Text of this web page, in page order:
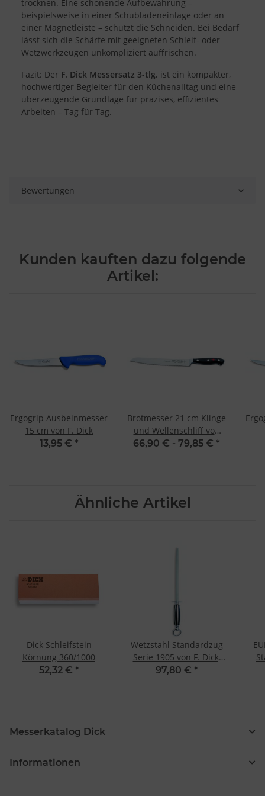
trocknen. Eine schonende Aufbewahrung –
beispielsweise in einer Schubladeneinlage oder an
einer Magnetleiste – schützt die Schneiden. Bei Bedarf
lässt sich die Schärfe mit geeigneten Schleif- oder
Wetzwerkzeugen unkompliziert auffrischen.
Fazit: Der F. Dick Messersatz 3-tlg. ist ein kompakter,
hochwertiger Begleiter für den Küchenalltag und eine
überzeugende Grundlage für präzises, effizientes
Arbeiten – Tag für Tag.
Bewertungen
Kunden kauften dazu folgende
Artikel:
Ergogrip Ausbeinmesser
15 cm von F. Dick
13,95 € *
Brotmesser 21 cm Klinge
und Wellenschliff von
Premier Plus von F. Dick
66,90 € - 79,85 € *
Ähnliche Artikel
Dick Schleifstein
Körnung 360/1000
52,32 € *
Wetzstahl Standardzug
Serie 1905 von F. Dick,
25 cm, rund
97,80 € *
Messerkatalog Dick
Informationen
Entwicklung und Verbesserung der Angebote
Verwendung reduzierter Daten zur Auswahl von Inhalten
Besondere Features:
Verwendung genauer Standortdaten
Endgeräteeigenschaften zur Identifikation aktiv abfragen